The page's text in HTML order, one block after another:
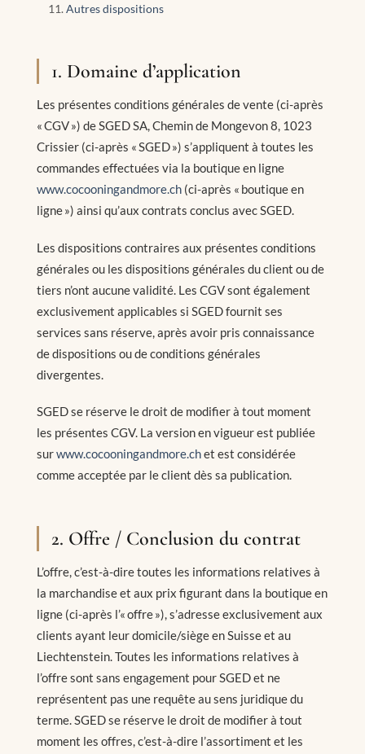
Autres dispositions
1. Domaine d’application
Les présentes conditions générales de vente (ci-après
« CGV ») de SGED SA, Chemin de Mongevon 8, 1023
Crissier (ci-après « SGED ») s’appliquent à toutes les
commandes effectuées via la boutique en ligne
www.cocooningandmore.ch (ci-après « boutique en
ligne ») ainsi qu’aux contrats conclus avec SGED.
Les dispositions contraires aux présentes conditions
générales ou les dispositions générales du client ou de
tiers n’ont aucune validité. Les CGV sont également
exclusivement applicables si SGED fournit ses
services sans réserve, après avoir pris connaissance
de dispositions ou de conditions générales
divergentes.
SGED se réserve le droit de modifier à tout moment
les présentes CGV. La version en vigueur est publiée
surwww.cocooningandmore.chet est considérée
comme acceptée par le client dès sa publication.
2. Offre / Conclusion du contrat
L’offre, c’est-à-dire toutes les informations relatives à
la marchandise et aux prix figurant dans la boutique en
ligne (ci-après l’« offre »), s’adresse exclusivement aux
clients ayant leur domicile/siège en Suisse et au
Liechtenstein. Toutes les informations relatives à
l’offre sont sans engagement pour SGED et ne
représentent pas une requête au sens juridique du
terme. SGED se réserve le droit de modifier à tout
moment les offres, c’est-à-dire l’assortiment et les